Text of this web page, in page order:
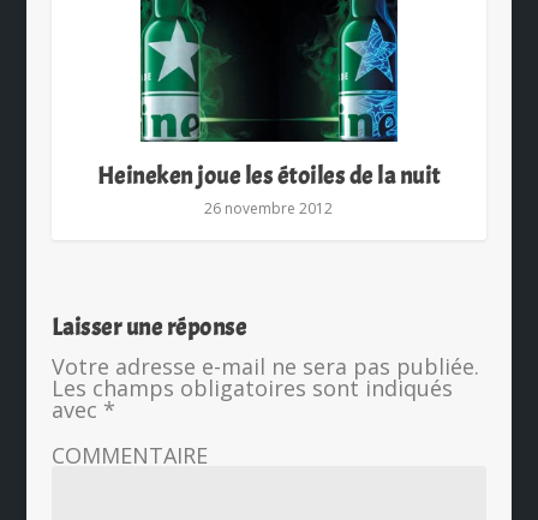
Heineken joue les étoiles de la nuit
26 novembre 2012
Laisser une réponse
Votre adresse e-mail ne sera pas publiée.
Les champs obligatoires sont indiqués
avec *
COMMENTAIRE